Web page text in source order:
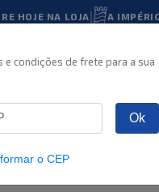
HOJE NA LOJA| A
lojas Atendimento
condições de frete para a sua
Ok
o CEP